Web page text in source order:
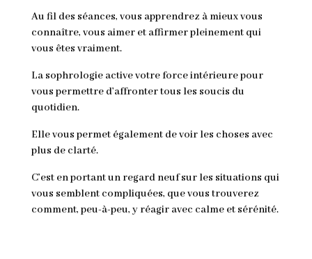
Au fil des séances, vous apprendrez à mieux vous
connaître, vous aimer et affirmer pleinement qui
vous êtes vraiment.
La sophrologie active votre force intérieure pour
vous permettre d’affronter tous les soucis du
quotidien.
Elle vous permet également de voir les choses avec
plus de clarté.
C’est en portant un regard neuf sur les situations qui
vous semblent compliquées, que vous trouverez
comment, peu-à-peu, y réagir avec calme et sérénité.